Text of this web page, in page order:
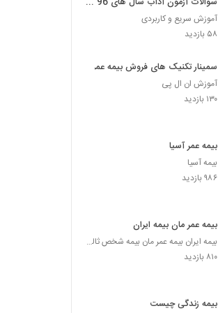
97 بخش عمر و زندگی
آموزش سریع و کاربردی
۵۸ بازدید
سمینار تکنیک های فروش بیمه عمر
آموزش ان ال پی
۱۳۰ بازدید
بیمه عمر آسیا
بیمه آسیا
۹۸۶ بازدید
بیمه عمر مان بیمه ایران
بیمه ایران بیمه عمر مان بیمه شخص ثالث بیمه بدنه بی
۸۱۰ بازدید
بیمه زندگی چیست